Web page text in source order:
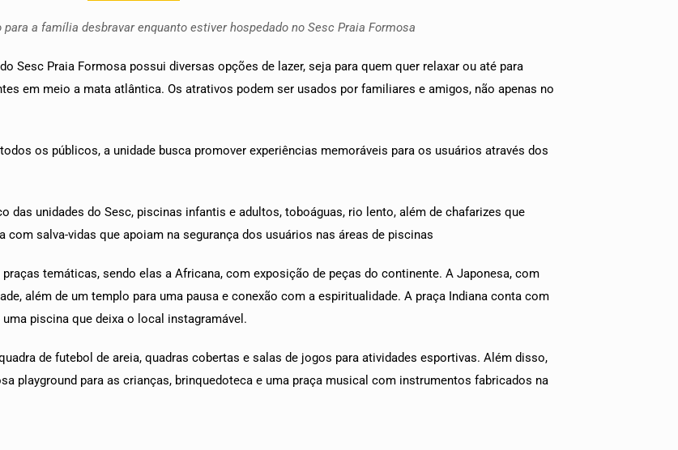
a família desbravar enquanto estiver hospedado no Sesc Praia Formosa
Sesc Praia Formosa possui diversas opções de lazer, seja para quem quer relaxar ou até para
em meio a mata atlântica. Os atrativos podem ser usados por familiares e amigos, não apenas no
os públicos, a unidade busca promover experiências memoráveis para os usuários através dos
das unidades do Sesc, piscinas infantis e adultos, toboáguas, rio lento, além de chafarizes que
salva-vidas que apoiam na segurança dos usuários nas áreas de piscinas
temáticas, sendo elas a Africana, com exposição de peças do continente. A Japonesa, com
além de um templo para uma pausa e conexão com a espiritualidade. A praça Indiana conta com
piscina que deixa o local instagramável.
de futebol de areia, quadras cobertas e salas de jogos para atividades esportivas. Além disso,
playground para as crianças, brinquedoteca e uma praça musical com instrumentos fabricados na